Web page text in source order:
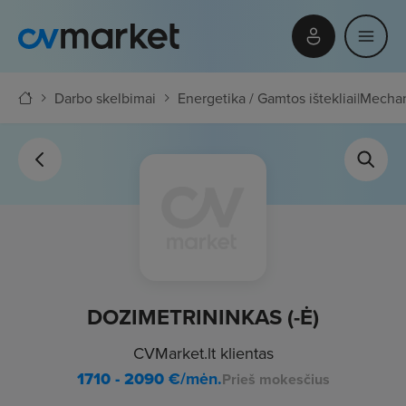
Darbo skelbimai Energetika / Gamtos ištekliai|
DOZIMETRININKAS (-Ė)
CVMarket.lt klientas
1710 - 2090€/mėn.Prieš mokesčius